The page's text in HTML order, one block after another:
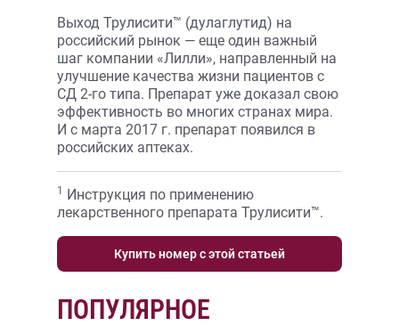
Выход Трулисити™ (дулаглутид) на
российский рынок — еще один важный
шаг компании «Лилли», направленный на
улучшение качества жизни пациентов с
СД 2-го типа. Препарат уже доказал свою
эффективность во многих странах мира.
И с марта 2017 г. препарат появился в
российских аптеках.
1
Инструкция по применению
лекарственного препарата Трулисити™.
Купить номер с этой статьей
ПОПУЛЯРНОЕ